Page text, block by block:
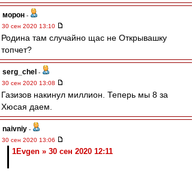
морон -
30 сен 2020 13:10
Родина там случайно щас не Открывашку
топчет?
serg_chel -
30 сен 2020 13:08
Газизов накинул миллион. Теперь мы 8 за
Хюсая даем.
naivniy -
30 сен 2020 13:06
1Evgen » 30 сен 2020 12:11